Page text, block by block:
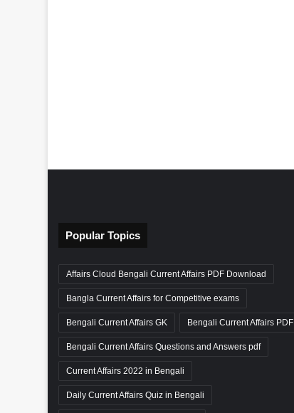
Popular Topics
Affairs Cloud Bengali Current Affairs PDF Download
Bangla Current Affairs for Competitive exams
Bengali Current Affairs GK Bengali Current Affairs PDF
Bengali Current Affairs Questions and Answers pdf
Current Affairs 2022 in Bengali
Daily Current Affairs Quiz in Bengali